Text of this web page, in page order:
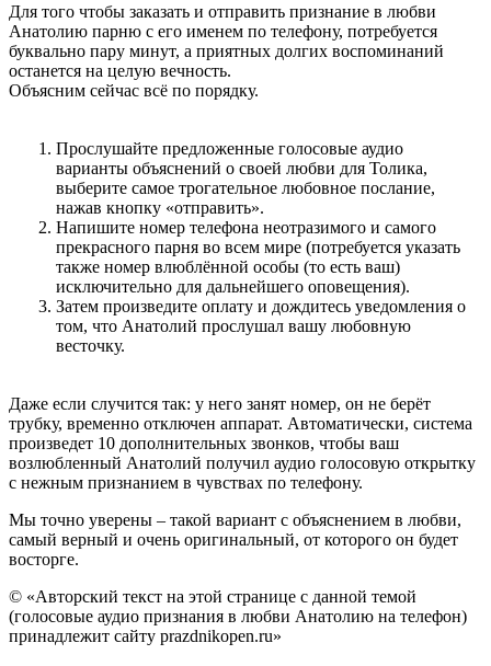
Для того чтобы заказать и отправить признание в любви
Анатолию парню с его именем по телефону, потребуется
буквально пару минут, а приятных долгих воспоминаний
останется на целую вечность.
Объясним сейчас всё по порядку.
Прослушайте предложенные голосовые аудио
варианты объяснений о своей любви для Толика,
выберите самое трогательное любовное послание,
нажав кнопку «отправить».
Напишите номер телефона неотразимого и самого
прекрасного парня во всем мире (потребуется указать
также номер влюблённой особы (то есть ваш)
исключительно для дальнейшего оповещения).
Затем произведите оплату и дождитесь уведомления о
том, что Анатолий прослушал вашу любовную
весточку.
Даже если случится так: у него занят номер, он не берёт
трубку, временно отключен аппарат. Автоматически, система
произведет 10 дополнительных звонков, чтобы ваш
возлюбленный Анатолий получил аудио голосовую открытку
с нежным признанием в чувствах по телефону.
Мы точно уверены – такой вариант с объяснением в любви,
самый верный и очень оригинальный, от которого он будет
восторге.
© «Авторский текст на этой странице с данной темой
(голосовые аудио признания в любви Анатолию на телефон)
принадлежит сайту prazdnikopen.ru»